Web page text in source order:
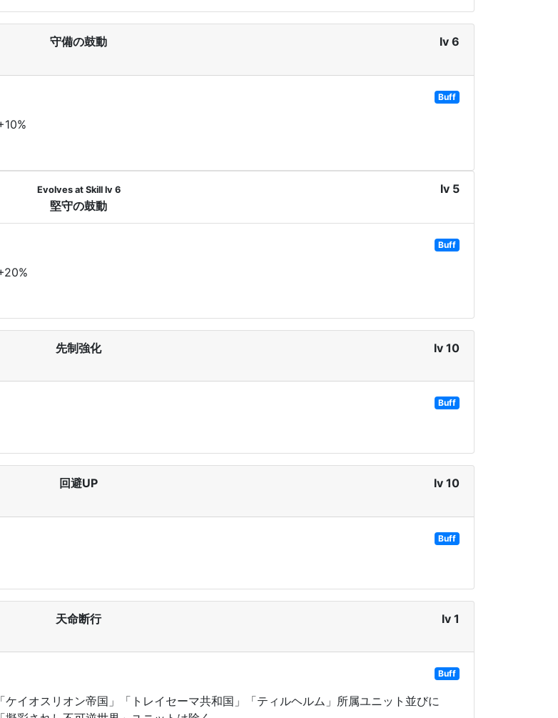
守備の鼓動 lv 6
Buff
Evolves at Skill lv 6
堅守の鼓動
lv 5
Buff
先制強化 lv 10
Buff
回避UP lv 10
Buff
天命断行 lv 1
Buff
イオスリオン帝国」「トレイセーマ共和国」「ティルヘルム」所属ユニット並びに